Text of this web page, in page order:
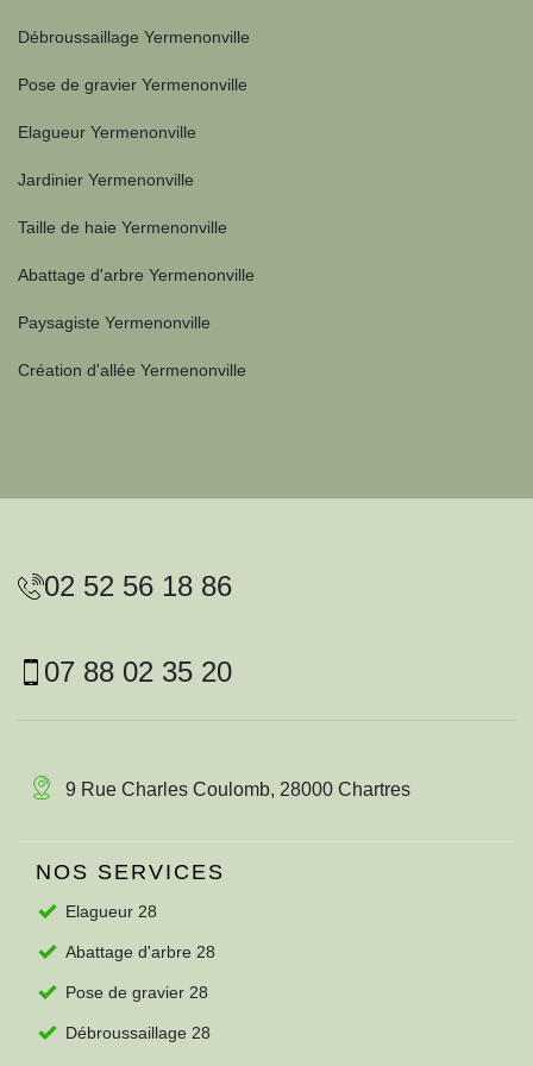
Débroussaillage Yermenonville
Pose de gravier Yermenonville
Elagueur Yermenonville
Jardinier Yermenonville
Taille de haie Yermenonville
Abattage d'arbre Yermenonville
Paysagiste Yermenonville
Création d'allée Yermenonville
02 52 56 18 86
07 88 02 35 20
9 Rue Charles Coulomb, 28000 Chartres
NOS SERVICES
Elagueur 28
Abattage d'arbre 28
Pose de gravier 28
Débroussaillage 28